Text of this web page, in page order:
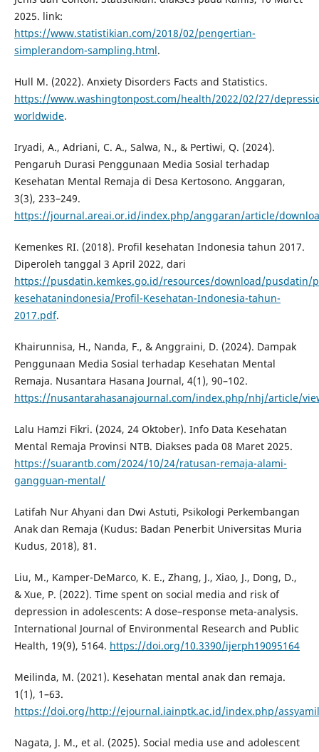
2025. link:
https://www.statistikian.com/2018/02/pengertian-
simplerandom-sampling.html.
Hull M. (2022). Anxiety Disorders Facts and Statistics.
https://www.washingtonpost.com/health/2022/02/27/
worldwide.
Iryadi, A., Adriani, C. A., Salwa, N., & Pertiwi, Q. (2024).
Pengaruh Durasi Penggunaan Media Sosial terhadap
Kesehatan Mental Remaja di Desa Kertosono. Anggaran,
3(3), 233–249.
https://journal.areai.or.id/index.php/anggaran/article/
Kemenkes RI. (2018). Profil kesehatan Indonesia tahun 2017.
Diperoleh tanggal 3 April 2022, dari
https://pusdatin.kemkes.go.id/resources/download/pusdatin/
kesehatanindonesia/Profil-Kesehatan-Indonesia-tahun-
2017.pdf.
Khairunnisa, H., Nanda, F., & Anggraini, D. (2024). Dampak
Penggunaan Media Sosial terhadap Kesehatan Mental
Remaja. Nusantara Hasana Journal, 4(1), 90–102.
https://nusantarahasanajournal.com/index.php/nhj/article/
Lalu Hamzi Fikri. (2024, 24 Oktober). Info Data Kesehatan
Mental Remaja Provinsi NTB. Diakses pada 08 Maret 2025.
https://suarantb.com/2024/10/24/ratusan-remaja-alami-
gangguan-mental/
Latifah Nur Ahyani dan Dwi Astuti, Psikologi Perkembangan
Anak dan Remaja (Kudus: Badan Penerbit Universitas Muria
Kudus, 2018), 81.
Liu, M., Kamper-DeMarco, K. E., Zhang, J., Xiao, J., Dong, D.,
& Xue, P. (2022). Time spent on social media and risk of
depression in adolescents: A dose–response meta-analysis.
International Journal of Environmental Research and Public
Health, 19(9), 5164. https://doi.org/10.3390/ijerph19095164
Meilinda, M. (2021). Kesehatan mental anak dan remaja.
1(1), 1–63.
https://doi.org/http://ejournal.iainptk.ac.id/index.php/
Nagata, J. M., et al. (2025). Social media use and adolescent